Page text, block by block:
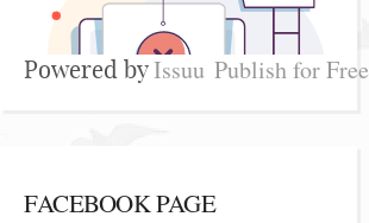
Powered byIssuu Publish for Free
FACEBOOK PAGE